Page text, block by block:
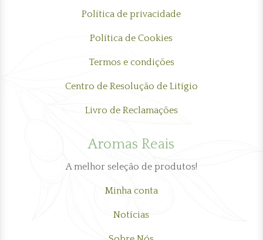
Política de privacidade
Política de Cookies
Termos e condições
Centro de Resolução de Litígio
Livro de Reclamações
Aromas Reais
A melhor seleção de produtos!
Minha conta
Notícias